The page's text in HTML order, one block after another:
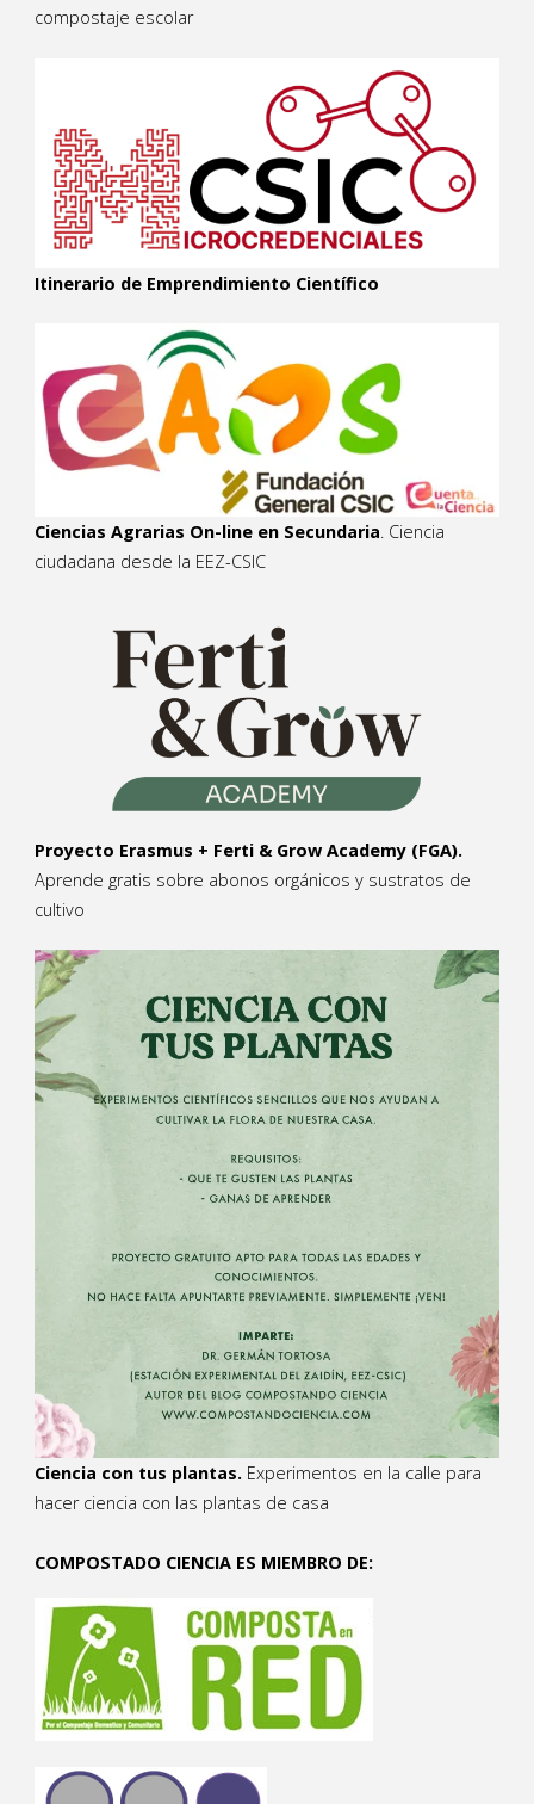
compostaje escolar
Itinerario de Emprendimiento Científico
Ciencias Agrarias On-line en Secundaria. Ciencia
ciudadana desde la EEZ-CSIC
Proyecto Erasmus + Ferti & Grow Academy (FGA).
Aprende gratis sobre abonos orgánicos y sustratos de
cultivo
Ciencia con tus plantas. Experimentos en la calle para
hacer ciencia con las plantas de casa
COMPOSTADO CIENCIA ES MIEMBRO DE: